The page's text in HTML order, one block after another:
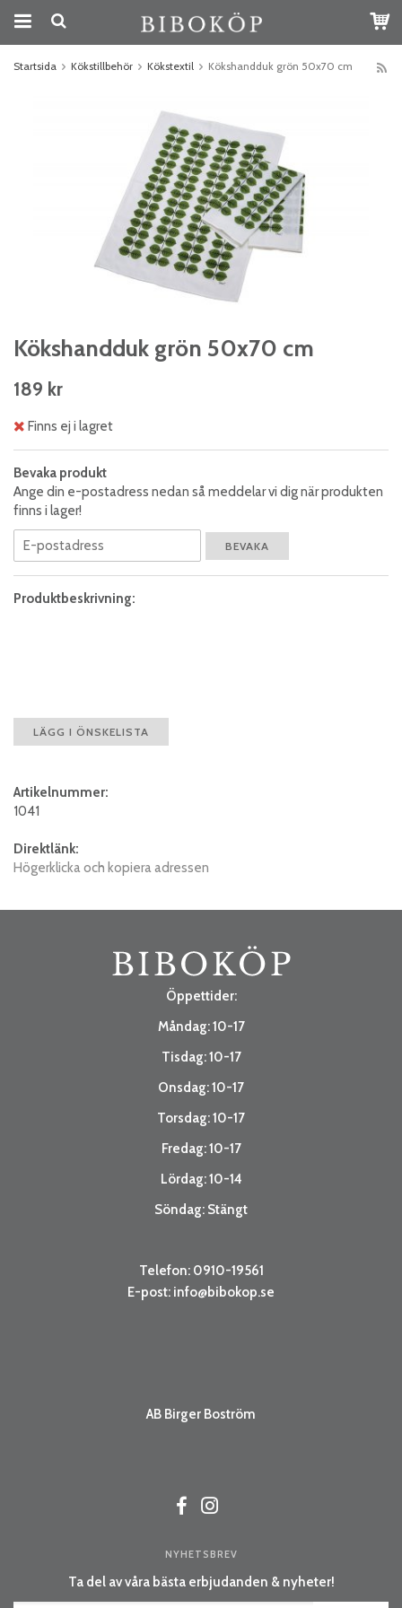
Startsida Kökstillbehör Kökstextil Kökshandduk grön 50x70 cm
Kökshandduk grön 50x70 cm
189 kr
Finns ej i lagret
Bevaka produkt
Ange din e-postadress nedan så meddelar vi dig när produkten
finns i lager!
BEVAKA
Produktbeskrivning:
LÄGG I ÖNSKELISTA
Artikelnummer:
1041
Direktlänk:
Högerklicka och kopiera adressen
Öppettider:
Måndag: 10-17
Tisdag: 10-17
Onsdag: 10-17
Torsdag: 10-17
Fredag: 10-17
Lördag: 10-14
Söndag: Stängt
Telefon: 0910-19561
E-post: info@bibokop.se
AB Birger Boström
NYHETSBREV
Ta del av våra bästa erbjudanden & nyheter!